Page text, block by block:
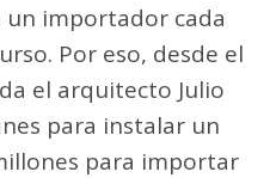
importador cada
Por eso, desde el
el arquitecto Julio
para instalar un
para importar